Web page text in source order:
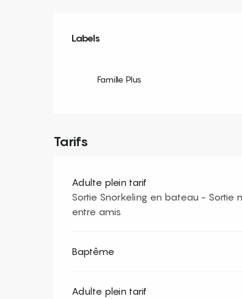
Offres de
Labels
Labels
Famille Plus
Tarifs
Adulte plein tarif
Sortie Snorkeling en bateau -
entre amis
Baptême
Adulte plein tarif